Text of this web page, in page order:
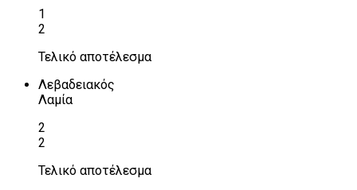
1
2
Τελικό αποτέλεσμα
Λεβαδειακός
Λαμία
2
2
Τελικό αποτέλεσμα